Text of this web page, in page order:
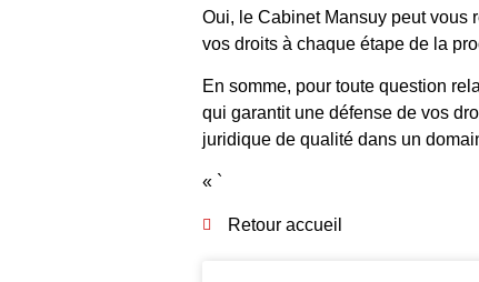
Oui, le Cabinet Mansuy peut vous
vos droits à chaque étape de la
En somme, pour toute question
qui garantit une défense de vos
juridique de qualité dans un
« `
Retour accueil